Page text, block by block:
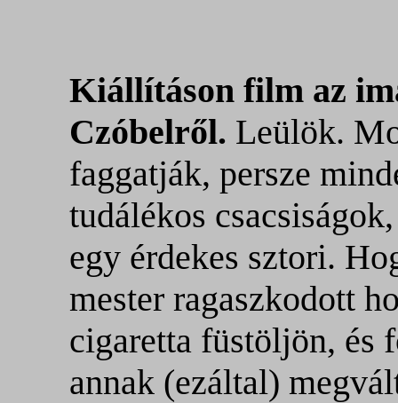
Kiállításon film az
Czóbelről. Leülök.
faggatják, persze
tudálékos
egy érdekes sztori.
mester ragaszkodott
cigaretta füstöljön, és
annak (ezáltal)